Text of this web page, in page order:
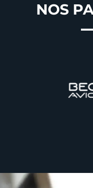
NOS